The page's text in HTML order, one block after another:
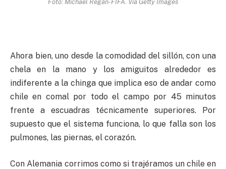
Ahora bien, uno desde la comodidad del sillón, con una
chela en la mano y los amiguitos alrededor es
indiferente a la chinga que implica eso de andar como
chile en comal por todo el campo por 45 minutos
frente a escuadras técnicamente superiores. Por
supuesto que el sistema funciona, lo que falla son los
pulmones, las piernas, el corazón.
Con Alemania corrimos como si trajéramos un chile en